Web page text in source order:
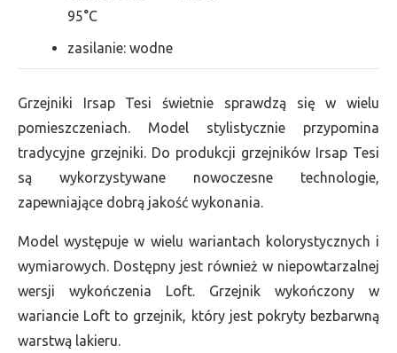
95°C
zasilanie: wodne
Grzejniki Irsap Tesi świetnie sprawdzą się w wielu
pomieszczeniach. Model stylistycznie przypomina
tradycyjne grzejniki. Do produkcji grzejników Irsap Tesi
są wykorzystywane nowoczesne technologie,
zapewniające dobrą jakość wykonania.
Model występuje w wielu wariantach kolorystycznych i
wymiarowych. Dostępny jest również w niepowtarzalnej
wersji wykończenia Loft. Grzejnik wykończony w
wariancie Loft to grzejnik, który jest pokryty bezbarwną
warstwą lakieru.